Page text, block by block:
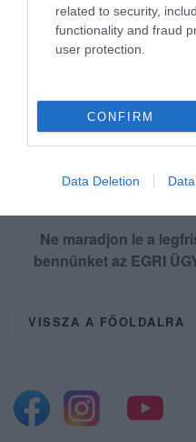
related to security,
functionality and fraud
user protection.
CONFIRM
Data Deletion
L. Simon László
közmédiában
forinttal támogatja a
tehetségmutatót.
Ne maradjon le a
bennünket az EGRI
VISSZA A FŐOLDALRA